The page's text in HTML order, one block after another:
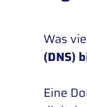
Was
(DNS)
Eine